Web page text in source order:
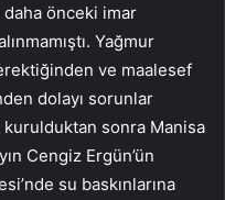
önceki imar
Yağmur
ve maalesef
dolayı sorunlar
sonra Manisa
Cengiz Ergün’ün
su baskınlarına